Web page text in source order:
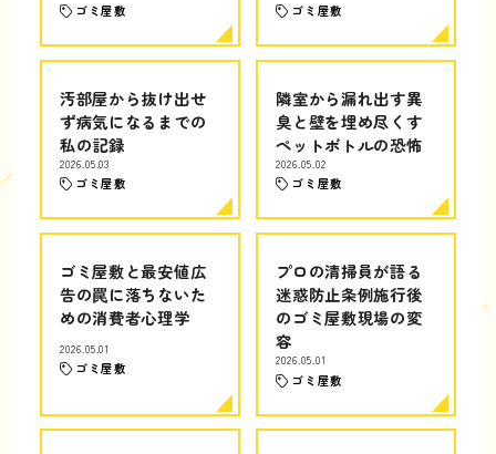
ゴミ屋敷 ゴミ屋敷
汚部屋から抜け出せ
ず病気になるまでの
私の記録
2026.05.03
ゴミ屋敷
隣室から漏れ出す異
臭と壁を埋め尽くす
ペットボトルの恐怖
2026.05.02
ゴミ屋敷
ゴミ屋敷と最安値広
告の罠に落ちないた
めの消費者心理学
2026.05.01
ゴミ屋敷
プロの清掃員が語る
迷惑防止条例施行後
のゴミ屋敷現場の変
容
2026.05.01
ゴミ屋敷